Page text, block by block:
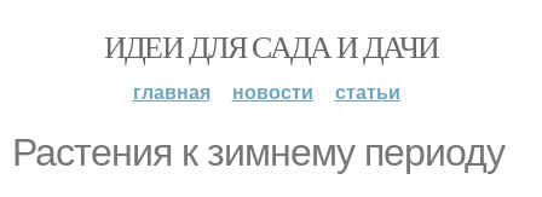
ИДЕИ ДЛЯ САДА И ДАЧИ
главная новости статьи
Растения к зимнему периоду